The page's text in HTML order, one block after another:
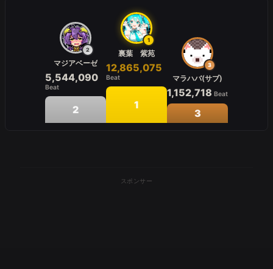
2
マジアベーゼ
5,544,090
Beat
2
1
裏葉 紫苑
12,865,075
Beat
1
3
マラハバ(サブ)
1,152,718 Beat
3
スポンサー